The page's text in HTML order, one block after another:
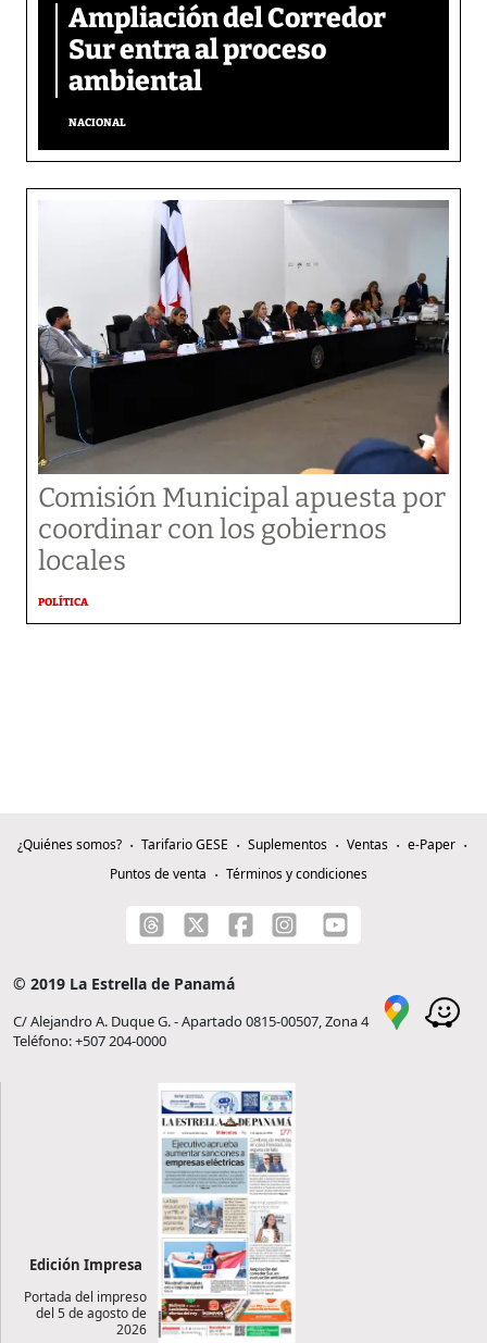
Ampliación del Corredor
Sur entra al proceso
ambiental
NACIONAL
Comisión Municipal apuesta por
coordinar con los gobiernos
locales
POLÍTICA
¿Quiénes somos? Tarifario GESE Suplementos Ventas
e-Paper
Puntos de venta
Términos y condiciones
© 2019 La Estrella de Panamá
C/ Alejandro A. Duque G. - Apartado 0815-00507, Zona 4
Teléfono: +507 204-0000
Edición Impresa
Portada del impreso
del 5 de agosto de
2026